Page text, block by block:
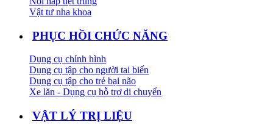
Vật tư nha khoa
PHỤC HỒI CHỨC NĂNG
Dụng cụ chỉnh hình
Dụng cụ tập cho người tai biến
Dụng cụ tập cho trẻ bại não
Xe lăn - Dụng cụ hỗ trợ di chuyển
VẬT LÝ TRỊ LIỆU